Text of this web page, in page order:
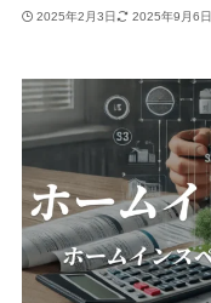
2025年2月3日 2025年9月6日